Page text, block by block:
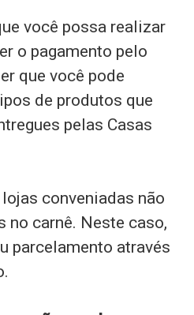
você possa realizar
o pagamento pelo
que você pode
de produtos que
pelas Casas
conveniadas não
no carnê. Neste caso,
parcelamento através